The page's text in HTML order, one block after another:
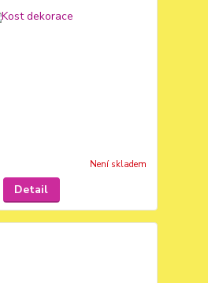
Není skladem
Detail